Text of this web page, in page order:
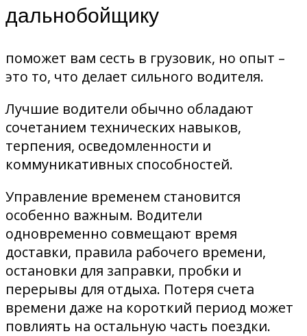
дальнобойщику
поможет вам сесть в грузовик, но опыт –
это то, что делает сильного водителя.
Лучшие водители обычно обладают
сочетанием технических навыков,
терпения, осведомленности и
коммуникативных способностей.
Управление временем становится
особенно важным. Водители
одновременно совмещают время
доставки, правила рабочего времени,
остановки для заправки, пробки и
перерывы для отдыха. Потеря счета
времени даже на короткий период может
повлиять на остальную часть поездки.